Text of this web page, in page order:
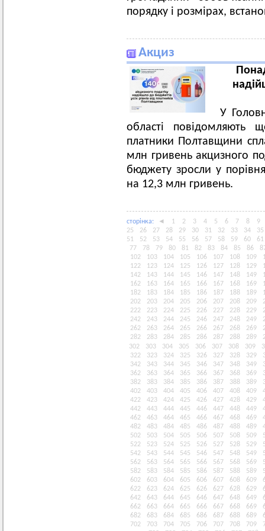
порядку і розмірах,
Акциз
У
області повідомляють
платники Полтавщини
млн гривень акцизного
бюджету зросли у
на 12,3 млн гривень.
сторiнка: ◄ 1 2 3 4 5 6 7 8
9
25
26 27 28 29 30 31 32 33 34
35
51
52 53 54 55 56 57 58 59 60
61
77
78 79 80 81 82 83 84 85 86
102
103 104 105 106 107 108 109
122
123 124 125 126 127 128 129
142
143 144 145 146 147 148 149
162
163 164 165 166 167 168 169
182
183 184 185 186 187 188 189
202
203 204 205 206 207 208 209
222
223 224 225 226 227 228 229
242
243 244 245 246 247 248 249
262
263 264 265 266 267 268 269
282
283 284 285 286 287 288 289
302
303 304 305 306 307 308 309
322
323 324 325 326 327 328 329
342
343 344 345 346 347 348 349
362
363 364 365 366 367 368 369
382
383 384 385 386 387 388 389
402
403 404 405 406 407 408 409
422
423 424 425 426 427 428 429
442
443 444 445 446 447 448 449
462
463 464 465 466 467 468 469
482
483 484 485 486 487 488 489
502
503 504 505 506 507 508 509
522
523 524 525 526 527 528 529
542
543 544 545 546 547 548 549
562
563 564 565 566 567 568 569
582
583 584 585 586 587 588 589
602
603 604 605 606 607 608 609
622
623 624 625 626 627 628 629
642
643 644 645 646 647 648 649
662
663 664 665 666 667 668 669
682
683 684 685 686 687 688 689
702
703 704 705 706 707 708 709